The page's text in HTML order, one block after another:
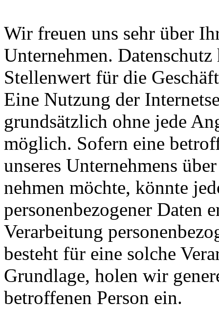
Wir freuen uns sehr über
Unternehmen.
Stellenwert für die
Eine Nutzung der
grundsätzlich ohne jede
möglich. Sofern eine
unseres Unternehmens
nehmen möchte, könnte
personenbezogener Daten
Verarbeitung
besteht für eine solche
Grundlage, holen wir
betroffenen Person ein.